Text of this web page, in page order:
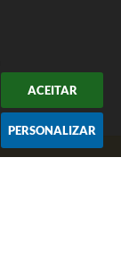
ACEITAR
PERSONALIZAR